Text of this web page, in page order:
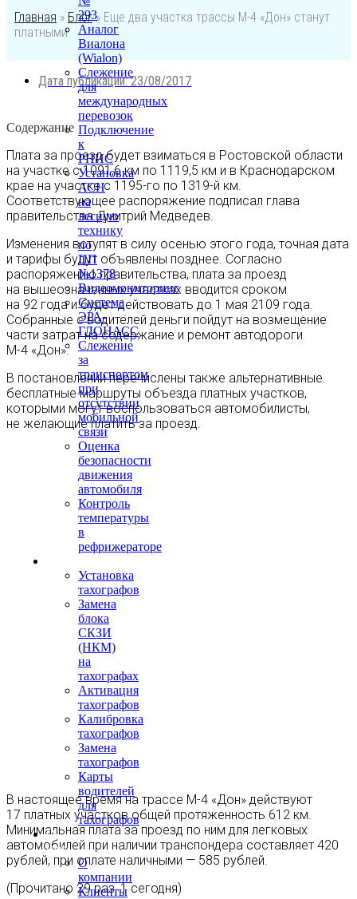
293
Аналог
Виалона
(Wialon)
Слежение
для
международных
перевозок
Подключение
к
РНИС
Установка
АСН
на
лесную
технику
по
ПП
№1378
Видеомониторинг
Система
ЭРА-
ГЛОНАСС
Слежение
за
транспортом
при
отсутствии
мобильной
связи
Оценка
безопасности
движения
автомобиля
Контроль
температуры
в
рефрижераторе
Установка
тахографов
Замена
блока
СКЗИ
(НКМ)
на
тахографах
Активация
тахографов
Калибровка
тахографов
Замена
тахографов
Карты
водителей
для
тахографов
О
нас
О
компании
Клиенты
Главная » Блог» Еще два участка трассы М-4 «Дон» станут
платными
Дата публикации:23/08/2017
Содержание
Плата за проезд будет взиматься в Ростовской области
на участке с 1091,6 км по 1119,5 км и в Краснодарском
крае на участке с 1195-го по 1319-й км.
Соответствующее распоряжение подписал глава
правительства Дмитрий Медведев.
Изменения вступят в силу осенью этого года, точная дата
и тарифы будут объявлены позднее. Согласно
распоряжению правительства, плата за проезд
на вышеозначенных участках вводится сроком
на 92 года и будет действовать до 1 мая 2109 года.
Собранные с водителей деньги пойдут на возмещение
части затрат на содержание и ремонт автодороги
М-4 «Дон».
В постановлении перечислены также альтернативные
бесплатные маршруты объезда платных участков,
которыми могут воспользоваться автомобилисты,
не желающие платить за проезд.
В настоящее время на трассе М-4 «Дон» действуют
17 платных участков общей протяженность 612 км.
Минимальная плата за проезд по ним для легковых
автомобилей при наличии транспондера составляет 420
рублей, при оплате наличными — 585 рублей.
(Прочитано 29 раз, 1 сегодня)